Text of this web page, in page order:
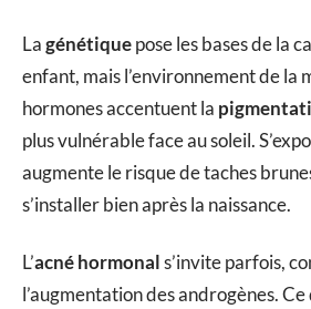
Lagénétiquepose les bases de la
enfant, mais l’environnement de la
hormones accentuent la
plus vulnérable face au soleil.
augmente le risque de taches
s’installer bien après la naissance.
L’acné hormonals’invite parfois,
l’augmentation des androgènes.